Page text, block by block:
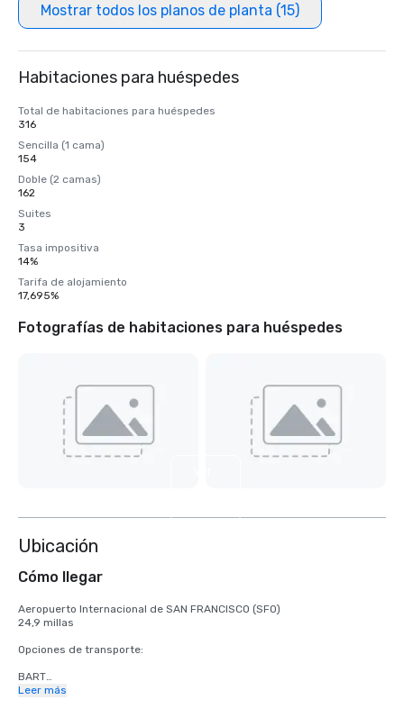
Mostrar todos los planos de planta (15)
Habitaciones para huéspedes
Total de habitaciones para huéspedes
316
Sencilla (1 cama)
154
Doble (2 camas)
162
Suites
3
Tasa impositiva
14%
Tarifa de alojamiento
17,695%
Fotografías de habitaciones para huéspedes
Ubicación
Cómo llegar
Aeropuerto Internacional de SAN FRANCISCO (SFO)
24,9 millas
Opciones de transporte:
BART
Adultos
Leer más